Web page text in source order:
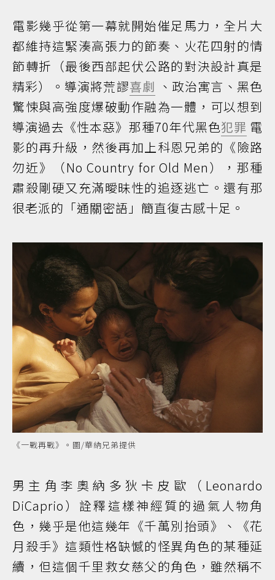
電影幾乎從第一幕就開始催足馬力，全片大
都維持這緊湊高張力的節奏、火花四射的情
節轉折（最後西部起伏公路的對決設計真是
精彩）。導演將荒謬喜劇 、政治寓言、黑色
驚悚與高強度爆破動作融為一體，可以想到
導演過去《性本惡》那種70年代黑色犯罪 電
影的再升級，然後再加上科恩兄弟的《險路
勿近》（No Country for Old Men），那種
肅殺剛硬又充滿曖昧性的追逐逃亡。還有那
很老派的「通關密語」簡直復古感十足。
《一戰再戰》。圖/華納兄弟提供
男主角李奧納多狄卡皮歐（Leonardo
DiCaprio）詮釋這樣神經質的過氣人物角
色，幾乎是他這幾年《千萬別抬頭》、《花
月殺手》這類性格缺憾的怪異角色的某種延
續，但這個千里救女慈父的角色，雖然稱不